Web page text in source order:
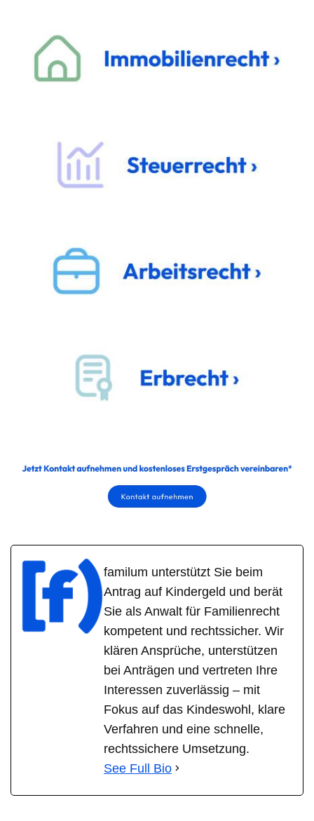
familum unterstützt Sie beim
Antrag auf Kindergeld und berät
Sie als Anwalt für Familienrecht
kompetent und rechtssicher. Wir
klären Ansprüche, unterstützen
bei Anträgen und vertreten Ihre
Interessen zuverlässig – mit
Fokus auf das Kindeswohl, klare
Verfahren und eine schnelle,
rechtssichere Umsetzung.
See Full Bio